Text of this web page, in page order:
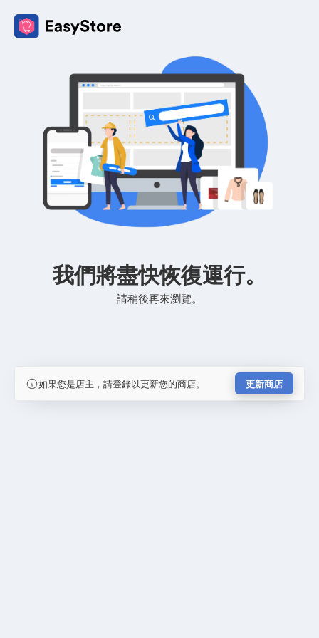
我們將盡快恢復運行。
請稍後再來瀏覽。
如果您是店主，請登錄以更新您的商店。 更新商店